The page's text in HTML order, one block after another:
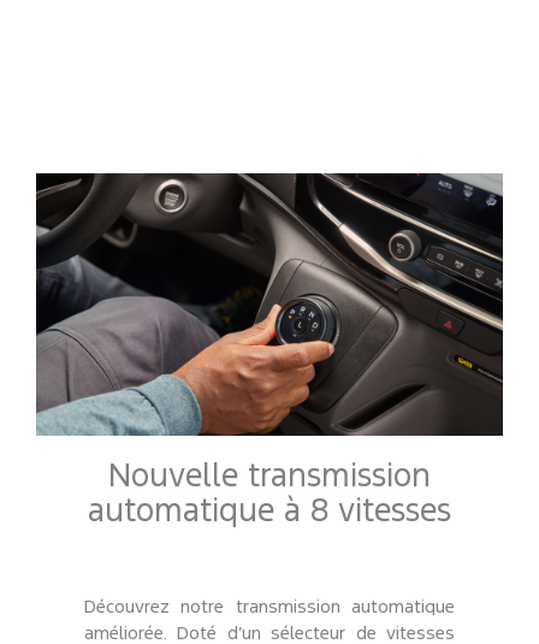
Nouvelle transmission
automatique à 8 vitesses
Découvrez notre transmission automatique
améliorée. Doté d’un sélecteur de vitesses